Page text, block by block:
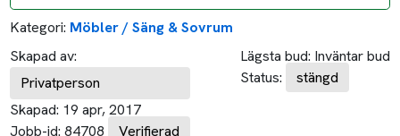
Kategori: Möbler / Säng & Sovrum
Skapad av:
Privatperson
Skapad: 19 apr, 2017
Jobb-id: 84708 Verifierad
Lägsta bud: Inväntar bud
Status:
stängd